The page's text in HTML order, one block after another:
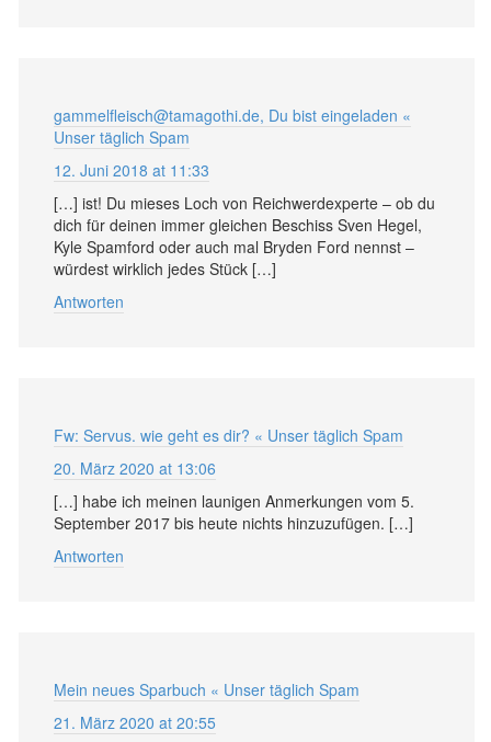
gammelfleisch@tamagothi.de, Du bist eingeladen «
Unser täglich Spam
12. Juni 2018 at 11:33
[…] ist! Du mieses Loch von Reichwerdexperte – ob du
dich für deinen immer gleichen Beschiss Sven Hegel,
Kyle Spamford oder auch mal Bryden Ford nennst –
würdest wirklich jedes Stück […]
Antworten
Fw: Servus. wie geht es dir? « Unser täglich Spam
20. März 2020 at 13:06
[…] habe ich meinen launigen Anmerkungen vom 5.
September 2017 bis heute nichts hinzuzufügen. […]
Antworten
Mein neues Sparbuch « Unser täglich Spam
21. März 2020 at 20:55